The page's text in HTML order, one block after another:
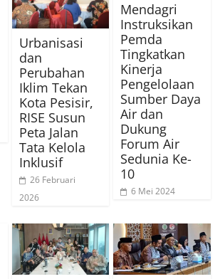
Urbanisasi
dan
Perubahan
Iklim Tekan
Kota Pesisir,
RISE Susun
Peta Jalan
Tata Kelola
Inklusif
26 Februari
2026
Mendagri
Instruksikan
Pemda
Tingkatkan
Kinerja
Pengelolaan
Sumber Daya
Air dan
Dukung
Forum Air
Sedunia Ke-
10
6 Mei 2024